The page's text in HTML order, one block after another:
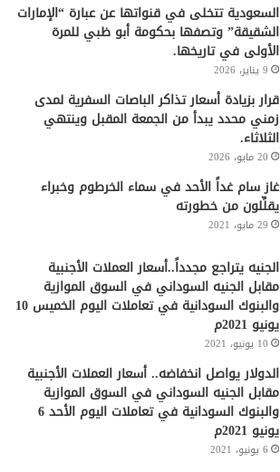
السعودية تتخلى في قنواتها عن عبارة “الإمارات
الشقيقة” وتصفها بحكومة أبو ظبي للمرة
الأولى في تاريخها.
9 يناير، 2026
قرار بزيادة أسعار تذاكر الباصات السفرية لمدى
زمني محدد يبدأ من الجمعة المقبل وينتهي
الثلاثاء.
20 مايو، 2026
غاز سام غداً الأحد في سماء الخرطوم وخبراء
يقلِّلون من خطورته
29 مايو، 2021
الجنيه يتراجع مجدداً..أسعار العملات الأجنبية
مقابل الجنيه السوداني في السوق الموازية
والبنوك السودانية في تعاملات اليوم الخميس 10
يونيو 2021م
10 يونيو، 2021
الدولار يواصل انخفاضه.. أسعار العملات الأجنبية
مقابل الجنيه السوداني في السوق الموازية
والبنوك السودانية في تعاملات اليوم الأحد 6
يونيو 2021م
6 يونيو، 2021